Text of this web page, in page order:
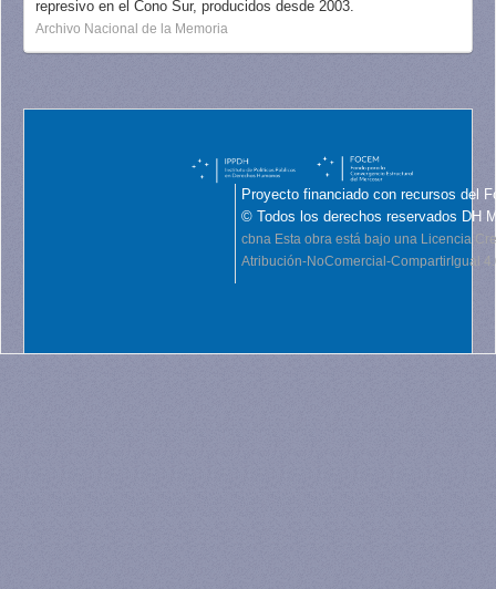
represivo en el Cono Sur, producidos desde 2003.
Archivo Nacional de la Memoria
Proyecto financiado con recursos del
© Todos los derechos reservados DH
cbna Esta obra está bajo una Licencia
Atribución-NoComercial-CompartirIgual